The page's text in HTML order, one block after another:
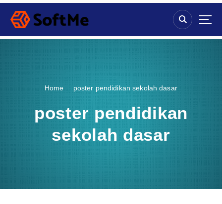
S
p
Home poster pendidikan sekolah dasar
poster pendidikan
sekolah dasar